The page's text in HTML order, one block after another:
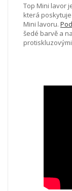
Top Mini lavor
která
Mini lavoru.
šedé barvě a